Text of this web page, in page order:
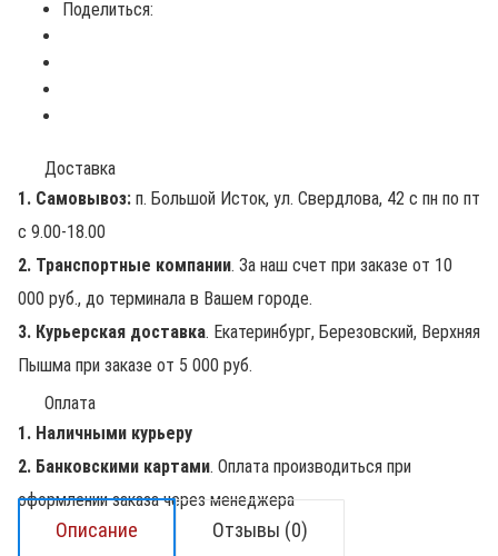
Поделиться:
Доставка
1. Самовывоз: п. Большой Исток, ул. Свердлова, 42 с пн по пт
с 9.00-18.00
2. Транспортные компании. За наш счет при заказе от 10
000 руб., до терминала в Вашем городе.
3. Курьерская доставка. Екатеринбург, Березовский, Верхняя
Пышма при заказе от 5 000 руб.
Оплата
1. Наличными курьеру
2. Банковскими картами. Оплата производиться при
оформлении заказа через менеджера
Описание Отзывы (0)